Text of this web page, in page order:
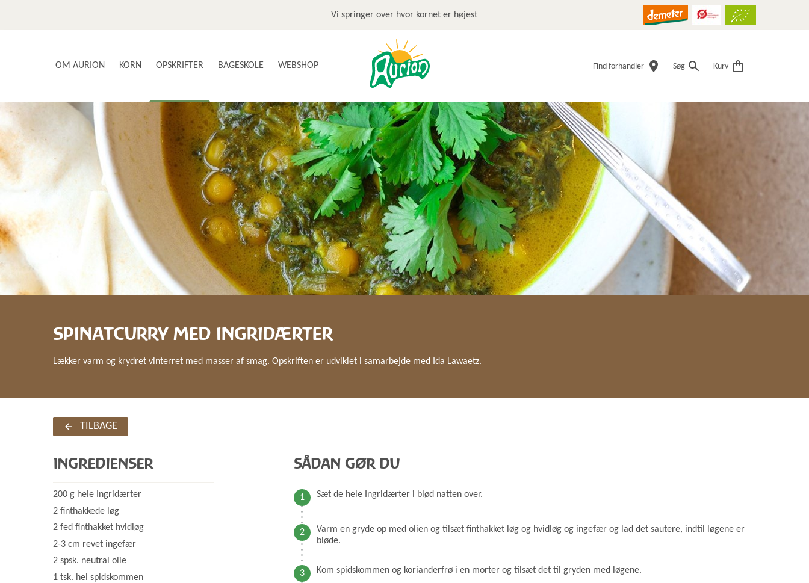
Vi springer over hvor kornet er højest
OM AURION
SMAG OG SUNDHED
VORES PRODUKTER
NYSGERRIGHED & INNOVATION
KOM MED I PRODUKTIONEN
KONTAKT OS
NYHEDSBREV
KORN
AURIONS AVLERE
OPSKRIFTER
BRØD & BOLLER
BÆLGFRUGTER
GLUTENFRI
KAGER & DESSERTER
MAD MED KORN
FOOD SERVICE
BAGESKOLE WEBSHOP
NYHEDER
TILBUD & STOP MADSPILD
BAGEGREJ
BAGEPAKKER OG BAGESKOLE
BÆLGFRUGTER
DET SØDE
DIVERSE
FRUGTRULLER
GLUTENFRI
GRØD OG GRYN
HÆVEMIDLER
Find forhandler Søg Kurv
SPINATCURRY MED INGRIDÆRTER
Lækker varm og krydret vinterret med masser af smag. Opskriften er udviklet i samarbejde med Ida Lawaetz.
TILBAGE
INGREDIENSER
200 g hele Ingridærter
2 finthakkede løg
2 fed finthakket hvidløg
2-3 cm revet ingefær
2 spsk. neutral olie
1 tsk. hel spidskommen
SÅDAN GØR DU
Sæt de hele Ingridærter i blød natten over.
Varm en gryde op med olien og tilsæt finthakket løg og hvidløg og ingefær og lad det sautere, indtil løgene er
bløde.
Kom spidskommen og korianderfrø i en morter og tilsæt det til gryden med løgene.